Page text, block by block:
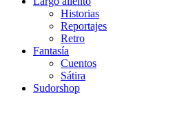
Historias
Reportajes
Retro
Fantasía
Cuentos
Sátira
Sudorshop